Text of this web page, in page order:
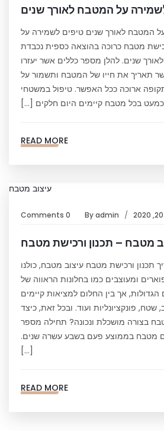
על המטבח לאורך שנים
המטבח לאורך שנים טיפים לשמירה על
מטבח כרוכה בהוצאה כספית נכבדת
לאורך שנים. להלן מספר כללים אשר יעזרו
תאריך את חייו של המטבח ותשמור על
ארוכה ככל האפשר. טיפול במשטחי
כמעט בכל מטבח קיימים היום חלקים […]
READ MORE
Byadmin
0 Comments
מטבח – תכנון ורכישת מטבח
תכנון ורכישת מטבח עיצוב מטבח, כולנו
ומעוצבים כמו בחלונות הראווה של
אך בין החלום למציאות קיימים
שטח, פונקציונליות ועוד. ובכל זאת, כיצד
בצורה מושכלת ונכונה? תחילה מספר
מטבח בממוצע פעם בשבע עשרה שנים.
[…]
READ MORE